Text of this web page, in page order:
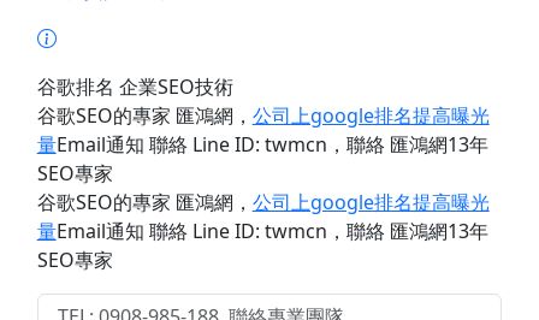
谷歌排名 企業SEO技術
谷歌SEO的專家 匯鴻網 ， 公司上google排名提高曝光
量Email通知 聯絡 Line ID: twmcn ，聯絡 匯鴻網13年
SEO專家
谷歌SEO的專家 匯鴻網 ， 公司上google排名提高曝光
量Email通知 聯絡 Line ID: twmcn ，聯絡 匯鴻網13年
SEO專家